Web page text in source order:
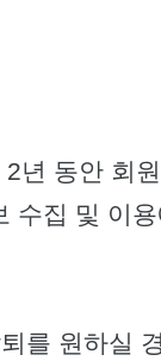
년 동안 회
수집 및 이
를 원하실